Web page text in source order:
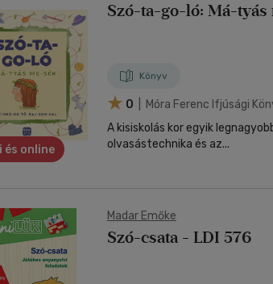
és online
Szó-ta-go-ló: Má-
Könyv
0
| Móra Ferenc Ifjúsági
A kisiskolás kor egyik
olvasástechnika és az...
Madar Emőke
Szó-csata - LDI 576